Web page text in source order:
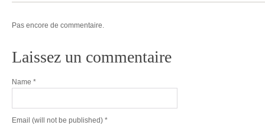
Pas encore de commentaire.
Laissez un commentaire
Name *
Email (will not be published) *